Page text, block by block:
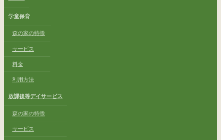
学童保育
森の家の特徴
サービス
料金
利用方法
放課後等デイサービス
森の家の特徴
サービス